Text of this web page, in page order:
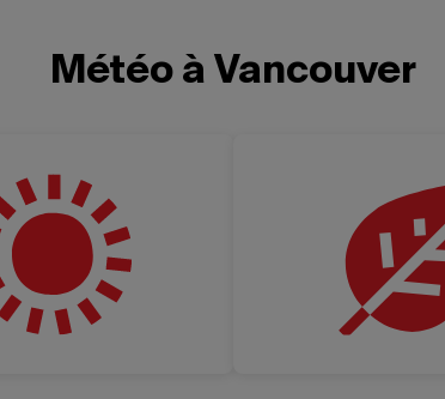
Météo à Vancouver